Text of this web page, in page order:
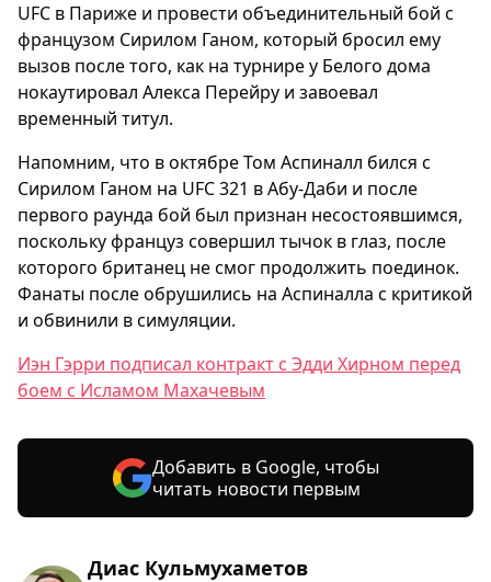
Диас Кульмухаметов
UFC в Париже и провести объединительный бой с
французом Сирилом Ганом, который бросил ему
вызов после того, как на турнире у Белого дома
нокаутировал Алекса Перейру и завоевал
временный титул.
Напомним, что в октябре Том Аспиналл бился с
Сирилом Ганом на UFC 321 в Абу-Даби и после
первого раунда бой был признан несостоявшимся,
поскольку француз совершил тычок в глаз, после
которого британец не смог продолжить поединок.
Фанаты после обрушились на Аспиналла с критикой
и обвинили в симуляции.
Иэн Гэрри подписал контракт с Эдди Хирном перед
боем с Исламом Махачевым
Добавить в Google, чтобы
читать новости первым